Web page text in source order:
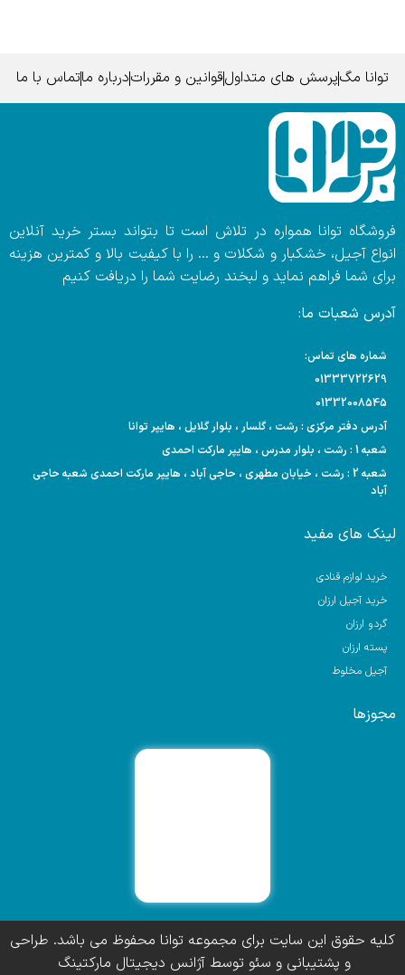
توانا مگپرسش های متداولقوانین و مقرراتدرباره ماتماس با ما
فروشگاه توانا همواره در تلاش است تا بتواند بستر خرید آنلاین
انواع آجیل، خشکبار و شکلات و … را با کیفیت بالا و کمترین هزینه
برای شما فراهم نماید و لبخند رضایت شما را دریافت کنیم
آدرس شعبات ما:
شماره های تماس:
01333722629
01332008545
آدرس دفتر مرکزی : رشت ، گلسار ، بلوار گلایل ، هایپر توانا
شعبه 1 : رشت ، بلوار مدرس ، هایپر مارکت احمدی
شعبه 2 : رشت ، خیابان مطهری ، حاجی آباد ، هایپر مارکت احمدی شعبه حاجی
آباد
لینک های مفید
خرید لوازم قنادی
خرید آجیل ارزان
گردو ارزان
پسته ارزان
آجیل مخلوط
مجوزها
کلیه حقوق این سایت برای مجموعه توانا محفوظ می باشد. طراحی
و پشتیبانی و سئو توسط آژانس دیجیتال مارکتینگ